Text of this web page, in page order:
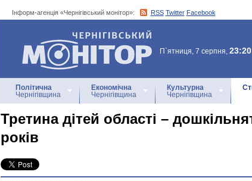
Інформ-агенція «Чернігівський монітор»: RSS Twitter Facebook
Інформ-агенція
«Чернігівський монітор»
П`ятниця, 7 серпня,
Політична
Чернігівщина
Економічна
Чернігівщина
Культурна
Чернігівщина
Третина дітей області –
років